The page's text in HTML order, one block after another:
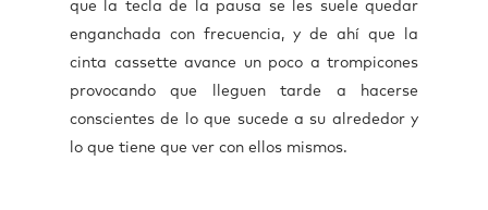
que la tecla de la pausa se les suele quedar
enganchada con frecuencia, y de ahí que la
cinta cassette avance un poco a trompicones
provocando que lleguen tarde a hacerse
conscientes de lo que sucede a su alrededor y
lo que tiene que ver con ellos mismos.